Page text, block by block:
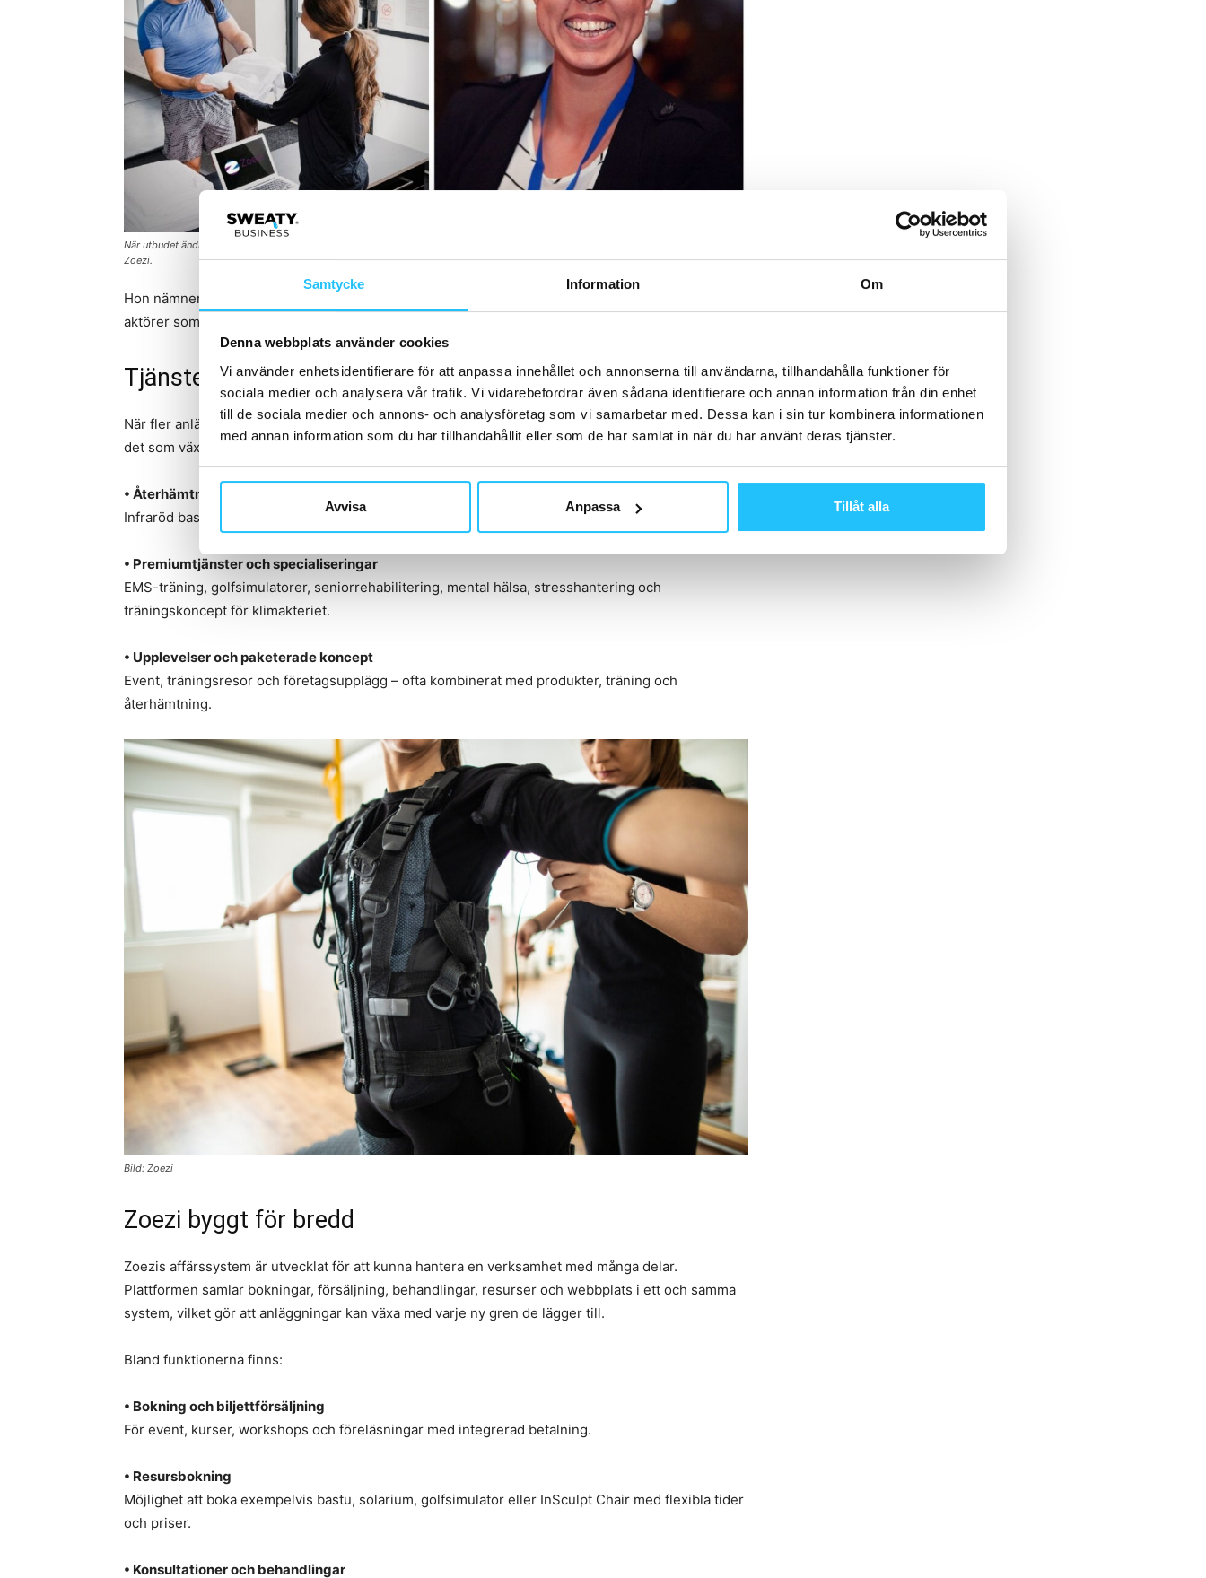
Samtycke Information Om
Denna webbplats använder cookies
Vi använder enhetsidentifierare för att anpassa innehållet och annonserna till användarna, tillhandahålla funktioner för
sociala medier och analysera vår trafik. Vi vidarebefordrar även sådana identifierare och annan information från din enhet
till de sociala medier och annons- och analysföretag som vi samarbetar med. Dessa kan i sin tur kombinera informationen
med annan information som du har tillhandahållit eller som de har samlat in när du har använt deras tjänster.
Avvisa Anpassa Tillåt alla
När utbudet ändras på gymgolvet bör ändringarna också kunna möjliggöras i mjukvaran. Till höger i bild: Diana Willman Ivarsson,
Zoezi.
Hon nämner
aktörer som
Tjänster som växer fram
När fler anläggningar utvecklar nya verksamhetsgrenar blir breddningen tydlig i praktiken. Bland
det som växer fram finns:
• Återhämtning och terapeutiska behandlingar
Infraröd bastu, kryoterapi, kyl- och värmeterapier, InSculpt Chair och olika manuella behandlingar.
• Premiumtjänster och specialiseringar
EMS-träning, golfsimulatorer, seniorrehabilitering, mental hälsa, stresshantering och
träningskoncept för klimakteriet.
• Upplevelser och paketerade koncept
Event, träningsresor och företagsupplägg – ofta kombinerat med produkter, träning och
återhämtning.
Bild: Zoezi
Zoezi byggt för bredd
Zoezis affärssystem är utvecklat för att kunna hantera en verksamhet med många delar.
Plattformen samlar bokningar, försäljning, behandlingar, resurser och webbplats i ett och samma
system, vilket gör att anläggningar kan växa med varje ny gren de lägger till.
Bland funktionerna finns:
• Bokning och biljettförsäljning
För event, kurser, workshops och föreläsningar med integrerad betalning.
• Resursbokning
Möjlighet att boka exempelvis bastu, solarium, golfsimulator eller InSculpt Chair med flexibla tider
och priser.
• Konsultationer och behandlingar